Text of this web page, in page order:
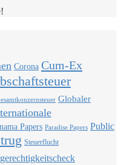
Corona Cum-Ex
Globaler
Papers Paradise Papers Public
Steuerflucht